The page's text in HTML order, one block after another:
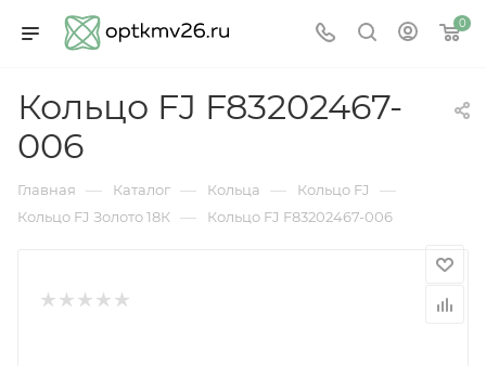
0
Кольцо FJ F83202467-
006
Главная — Каталог — Кольца — Кольцо FJ —
Кольцо FJ Золото 18К — Кольцо FJ F83202467-006